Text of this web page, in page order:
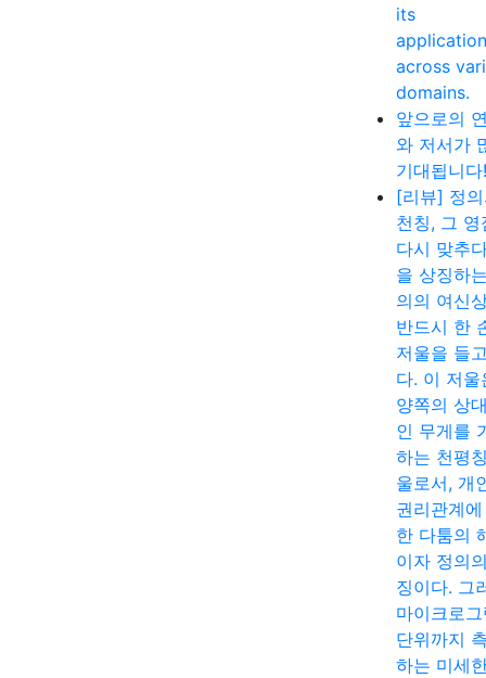
its
across
domains.
앞으로의
와 저서가
기대됩니다!
[리뷰] 정
천칭, 그 영
다시 맞추
을 상징하
의의 여신
반드시 한
저울을 들
다. 이 저울
양쪽의 상
인 무게를
하는 천평
울로서, 개
권리관계
한 다툼의
이자 정의
징이다. 그
마이크로
단위까지
하는 미세